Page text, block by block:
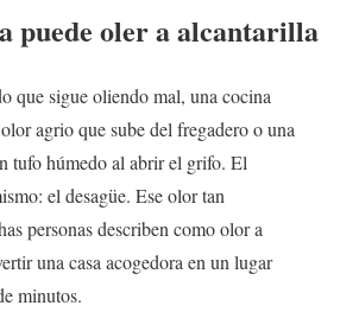
puede oler a alcantarilla
que sigue oliendo mal, una cocina
agrio que sube del fregadero o una
tufo húmedo al abrir el grifo. El
el desagüe. Ese olor tan
personas describen como olor a
una casa acogedora en un lugar
minutos.